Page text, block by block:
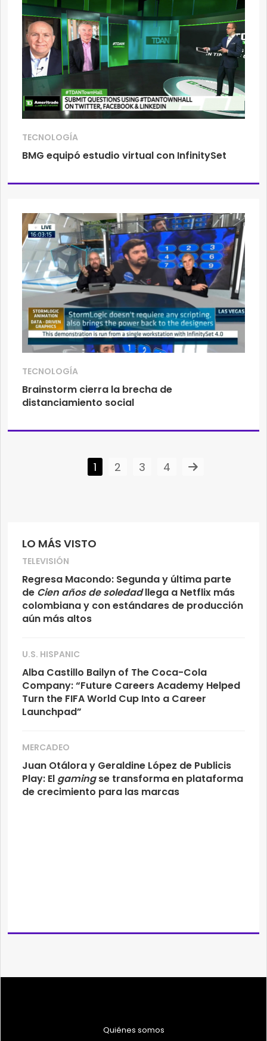
LO MÁS VISTO
TELEVISIÓN
Regresa Macondo: Segunda y última parte
de Cien años de soledadllega a Netflix más
colombiana y con estándares de producción
aún más altos
U.S. HISPANIC
Alba Castillo Bailyn of The Coca-Cola
Company: “Future Careers Academy Helped
Turn the FIFA World Cup Into a Career
Launchpad”
MERCADEO
Juan Otálora y Geraldine López de Publicis
Play: El gamingse transforma en plataforma
de crecimiento para las marcas
TECNOLOGÍA
BMG equipó estudio virtual con InfinitySet
TECNOLOGÍA
Brainstorm cierra la brecha de
distanciamiento social
1 2 3 4
Quiénes somos